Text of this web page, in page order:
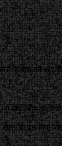
के पीछे की ओर
अपने बैंक या
ही हल किए